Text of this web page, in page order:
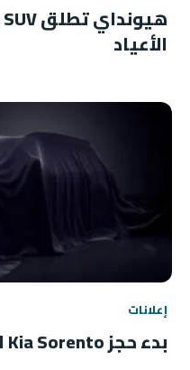
الأعياد
إعلانات
بدء حجز Kia Sorento الهجينة في الهند